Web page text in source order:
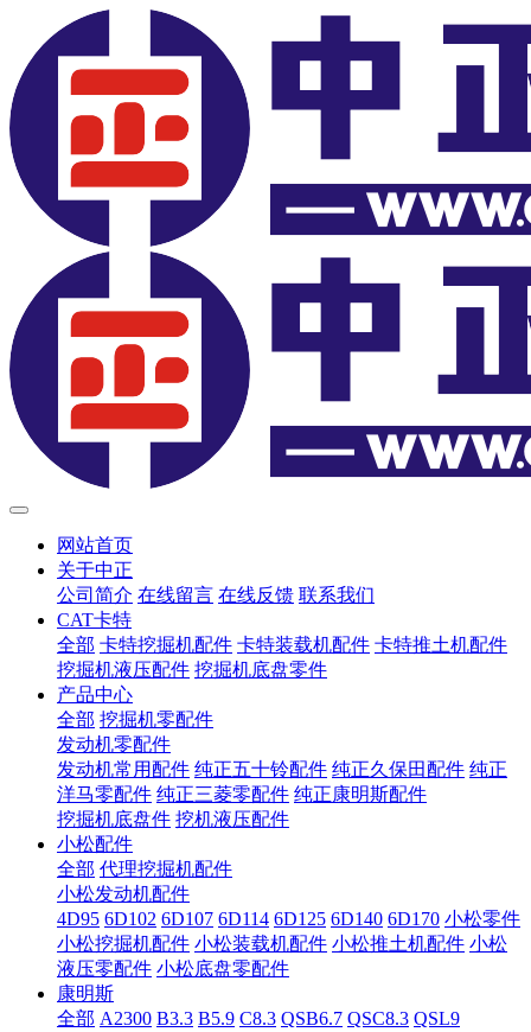
网站首页
关于中正
公司简介 在线留言 在线反馈 联系我们
CAT卡特
全部 卡特挖掘机配件 卡特装载机配件 卡特推土机配件
挖掘机液压配件 挖掘机底盘零件
产品中心
全部 挖掘机零配件
发动机零配件
发动机常用配件 纯正五十铃配件 纯正久保田配件 纯正
洋马零配件 纯正三菱零配件 纯正康明斯配件
挖掘机底盘件 挖机液压配件
小松配件
全部 代理挖掘机配件
小松发动机配件
4D95 6D102 6D107 6D114 6D125 6D140 6D170 小松零件
小松挖掘机配件 小松装载机配件 小松推土机配件 小松
液压零配件 小松底盘零配件
康明斯
全部 A2300 B3.3 B5.9 C8.3 QSB6.7 QSC8.3 QSL9